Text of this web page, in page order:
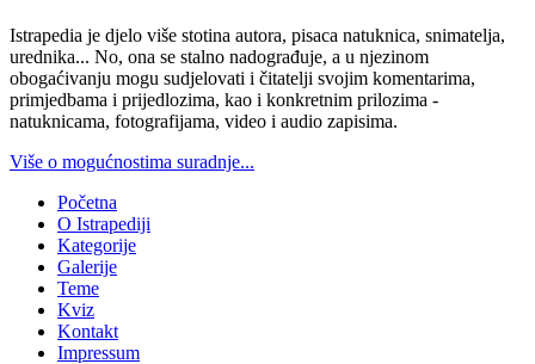
Istrapedia je djelo više stotina autora, pisaca natuknica, snimatelja,
urednika... No, ona se stalno nadograđuje, a u njezinom
obogaćivanju mogu sudjelovati i čitatelji svojim komentarima,
primjedbama i prijedlozima, kao i konkretnim prilozima -
natuknicama, fotografijama, video i audio zapisima.
Više o mogućnostima suradnje...
Početna
O Istrapediji
Kategorije
Galerije
Teme
Kviz
Kontakt
Impressum